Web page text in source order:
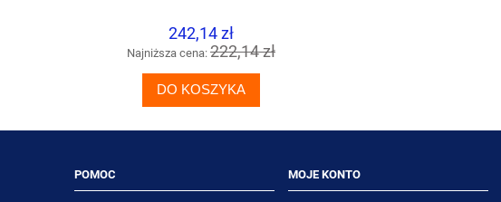
242,14 zł
Najniższa cena: 222,14 zł
DO KOSZYKA
POMOC MOJE KONTO